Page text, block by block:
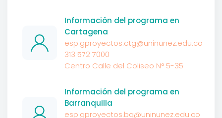
Información del programa en
Cartagena
esp.gproyectos.ctg@uninunez.edu.co
313 572 7000
Centro Calle del Coliseo N° 5-35
Información del programa en
Barranquilla
esp.gproyectos.bq@uninunez.edu.co